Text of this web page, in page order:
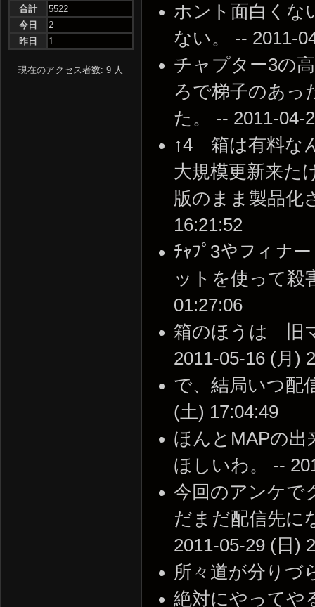
ホント面白くな
ない。 -- 2011-
チャプター3の
ろで梯子のあっ
た。 -- 2011-04-
↑4 箱は有料な
大規模更新来た
版のまま製品化
16:21:52
ﾁｬﾌﾟ3やフィナ
ットを使って殺
01:27:06
箱のほうは 旧
2011-05-16 (月)
で、結局いつ配
(土) 17:04:49
ほんとMAPの出
ほしいわ。 --
今回のアンケで
だまだ配信先に
2011-05-29 (日)
所々道が分りづ
絶対にやってや
合計
5522
今日
2
昨日
1
現在のアクセス者数: 9 人